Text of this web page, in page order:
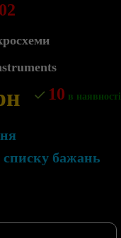
10 в наявності
списку бажань